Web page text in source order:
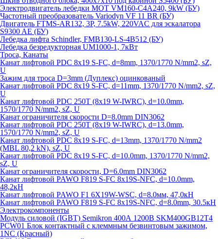
Электродвигатель лебедки MOT VM160-C4A240, 9kW (БУ)
Частотный преобразователь Variodyn VF 11 BR (БУ)
Двигатель FTMS-AR132, 3P, 7.5kW, 220VAC для эскалатора
S9300 AE (БУ)
Лебедка лифта Schindler, FMB130-LS-4B512 (БУ)
Лебедка безредукторная UM1000-1, 7кВт
Троса, Канаты
Канат лифтовой PDC 8x19 S-FC, d=8mm, 1370/1770 N/mm2, sZ,
U
Зажим для троса D=3mm (Дуплекс) оцинкованый
Канат лифтовой PDC 8x19 S-FC, d=11mm, 1370/1770 N/mm2, sZ,
U
Канат лифтовой PDC 250T (8x19 W-IWRC), d=10.0mm,
1570/1770 N/mm2, sZ, U
Канат ограничителя скорости D=8.0mm DIN3062
Канат лифтовой PDC 250T (8x19 W-IWRC), d=13.0mm,
1570/1770 N/mm2, sZ, U
Канат лифтовой PDC 8х19 S-FC, d=13mm, 1370/1770 N/mm2
(MBL 80,2 kN), sZ, U
Канат лифтовой PDC 8x19 S-FC, d=10.0mm, 1370/1770 N/mm2,
sZ, U
Канат ограничителя скорости, D=6.0mm DIN3062
Канат лифтовой PAWO F819 S-FC 8х19S-NFC, d=10.0mm,
48,2кН
Канат лифтовой PAWO F1 6X19W-WSC, d=8.0мм, 47,0кН
Канат лифтовой PAWO F819 S-FC 8х19S-NFC, d=8.0mm, 30.5кН
Электрокомпоненты
Модуль силовой (IGBT) Semikron 400А 1200В SKM400GB12T4
PCW01 Блок контактный с клеммным безвинтовым зажимом,
1NC (Красный)